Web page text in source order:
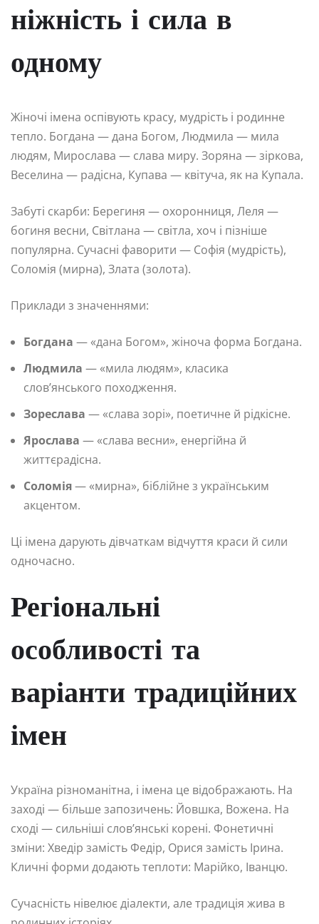
ніжність і сила в
одному
Жіночі імена оспівують красу, мудрість і родинне
тепло. Богдана — дана Богом, Людмила — мила
людям, Мирослава — слава миру. Зоряна — зіркова,
Веселина — радісна, Купава — квітуча, як на Купала.
Забуті скарби: Берегиня — охоронниця, Леля —
богиня весни, Світлана — світла, хоч і пізніше
популярна. Сучасні фаворити — Софія (мудрість),
Соломія (мирна), Злата (золота).
Приклади з значеннями:
Богдана — «дана Богом», жіноча форма Богдана.
Людмила — «мила людям», класика
слов’янського походження.
Зореслава — «слава зорі», поетичне й рідкісне.
Ярослава — «слава весни», енергійна й
життєрадісна.
Соломія— «мирна», біблійне з українським
акцентом.
Ці імена дарують дівчаткам відчуття краси й сили
одночасно.
Регіональні
особливості та
варіанти традиційних
імен
Україна різноманітна, і імена це відображають. На
заході — більше запозичень: Йовшка, Вожена. На
сході — сильніші слов’янські корені. Фонетичні
зміни: Хведір замість Федір, Орися замість Ірина.
Кличні форми додають теплоти: Марійко, Іванцю.
Сучасність нівелює діалекти, але традиція жива в